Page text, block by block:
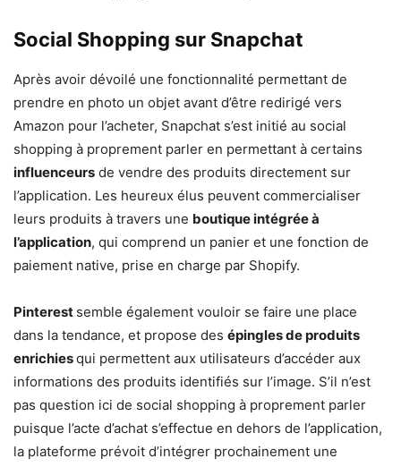
Social Shopping sur Snapchat
Après avoir dévoilé une fonctionnalité permettant de
prendre en photo un objet avant d’être redirigé vers
Amazon pour l’acheter, Snapchat s’est initié au social
shopping à proprement parler en permettant à certains
influenceurs de vendre des produits directement sur
l’application. Les heureux élus peuvent commercialiser
leurs produits à travers une boutique intégrée à
l’application, qui comprend un panier et une fonction de
paiement native, prise en charge par Shopify.
Pinterest semble également vouloir se faire une place
dans la tendance, et propose des épingles de produits
enrichiesqui permettent aux utilisateurs d’accéder aux
informations des produits identifiés sur l’image. S’il n’est
pas question ici de social shopping à proprement parler
puisque l’acte d’achat s’effectue en dehors de l’application,
la plateforme prévoit d’intégrer prochainement une